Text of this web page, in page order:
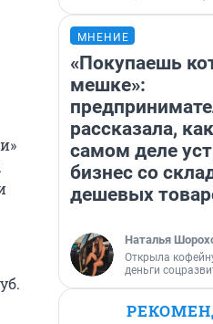
МНЕНИЕ
«Покупаешь
мешке»:
рассказала,
самом деле
бизнес со
дешевых
Наталья
Открыла
деньги